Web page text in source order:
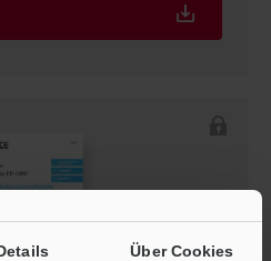
Über Cookies